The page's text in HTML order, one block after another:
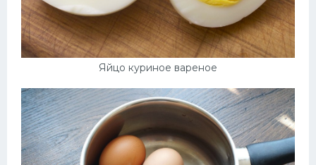
Яйцо куриное вареное